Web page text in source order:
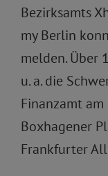
Bezirksamts
my Berlin
melden. Über
u. a. die
Finanzamt
Boxhagener
Frankfurter